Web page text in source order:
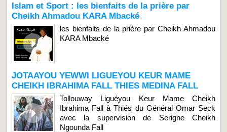
Islam et Sport : les bienfaits de la prière par
Cheikh Ahmadou KARA Mbacké
les bienfaits de la prière par Cheikh Ahmadou
KARA Mbacké
JOTAAYOU YEWWI LIGUEYOU KEUR MAME
CHEIKH IBRAHIMA FALL THIES MEDINA FALL
Tollouway Liguéyou Keur Mame Cheikh
Ibrahima Fall à Thiés du Général Omar Seck
avec la supervision de Serigne Cheikh
Ngounda Fall